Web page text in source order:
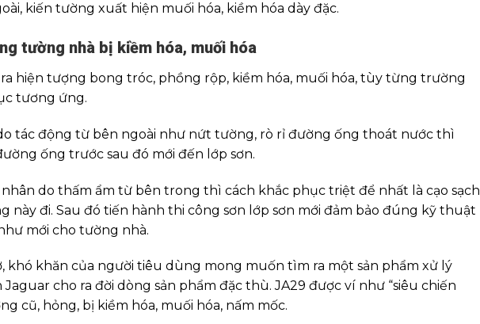
kiến tường xuất hiện muối hóa, kiềm hóa dày đặc.
tường nhà bị kiềm hóa, muối hóa
hiện tượng bong tróc, phồng rộp, kiềm hóa, muối hóa, tùy từng trường
tương ứng.
tác động từ bên ngoài như nứt tường, rò rỉ đường ống thoát nước thì
ống trước sau đó mới đến lớp sơn.
do thấm ẩm từ bên trong thì cách khắc phục triệt để nhất là cạo sạch
này đi. Sau đó tiến hành thi công sơn lớp sơn mới đảm bảo đúng kỹ thuật
mới cho tường nhà.
khó khăn của người tiêu dùng mong muốn tìm ra một sản phẩm xử lý
cho ra đời dòng sản phẩm đặc thù. JA29 được ví như “siêu chiến
cũ, hỏng, bị kiềm hóa, muối hóa, nấm mốc.